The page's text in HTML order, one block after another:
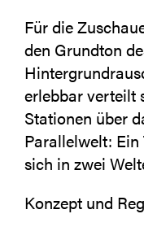
Für die
den Grundton
erlebbar verteilt
Stationen über
Parallelwelt:
sich in zwei
Konzept und